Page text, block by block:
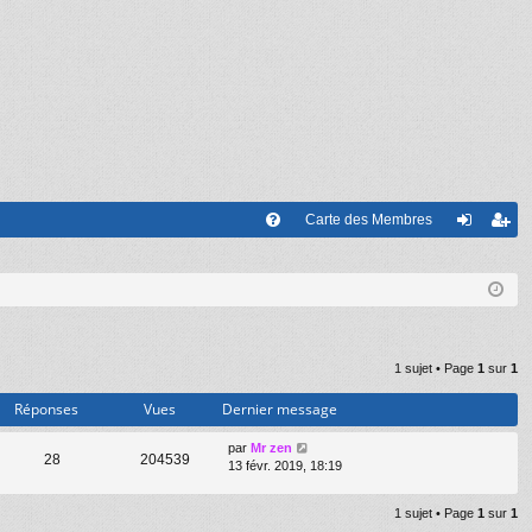
Carte des Membres
on
nr
ist
re
r
1 sujet • Page 1 sur 1
Réponses Vues Dernier message
28 204539
par Mr zen
13 févr. 2019, 18:19
1 sujet • Page 1 sur 1